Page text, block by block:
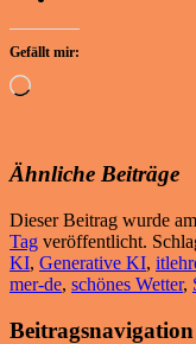
Gefällt mir:
Wird
Ähnliche Beiträge
Dieser Beitrag wurde am
Tag veröffentlicht.
KI, Generative KI,
mer-de, schönes Wetter,
Beitragsnavigation